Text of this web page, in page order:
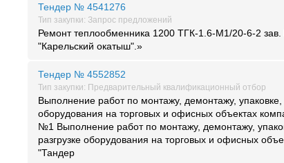
Тендер № 4541276
Тип закупки: Запрос предложений
Ремонт теплообменника 1200 ТГК-1.6-М1/20-6-2
"Карельский окатыш".»
Тендер № 4552852
Тип закупки: Предварительный квалификационный отбор
Выполнение работ по монтажу, демонтажу, упаковке,
оборудования на торговых и офисных объектах
№1 Выполнение работ по монтажу, демонтажу,
разгрузке оборудования на торговых и офисных
"Тандер